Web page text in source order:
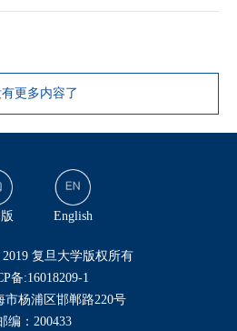
更多内容了
English
复旦大学版权所有
备:16018209-1
市杨浦区邯郸路220号
编：200433